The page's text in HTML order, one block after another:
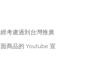
考慮過到台灣推廣
商品的 Youtube 宣